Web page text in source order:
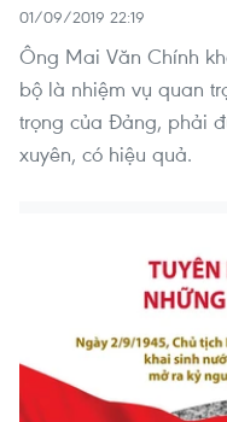
01/09/2019 22:19
Ông Mai Văn Chính
bộ là nhiệm vụ quan
trọng của Đảng, phải
xuyên, có hiệu quả.